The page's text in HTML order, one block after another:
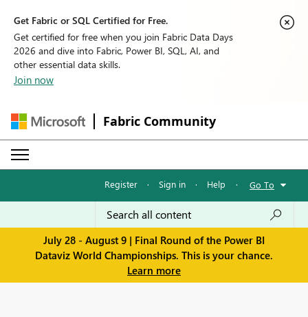
Get Fabric or SQL Certified for Free.
Get certified for free when you join Fabric Data Days
2026 and dive into Fabric, Power BI, SQL, AI, and
other essential data skills.
Join now
Fabric Community
Register · Sign in · Help · Go To
July 28 - August 9 | Final Round of the Power BI
Dataviz World Championships. This is your chance.
Learn more